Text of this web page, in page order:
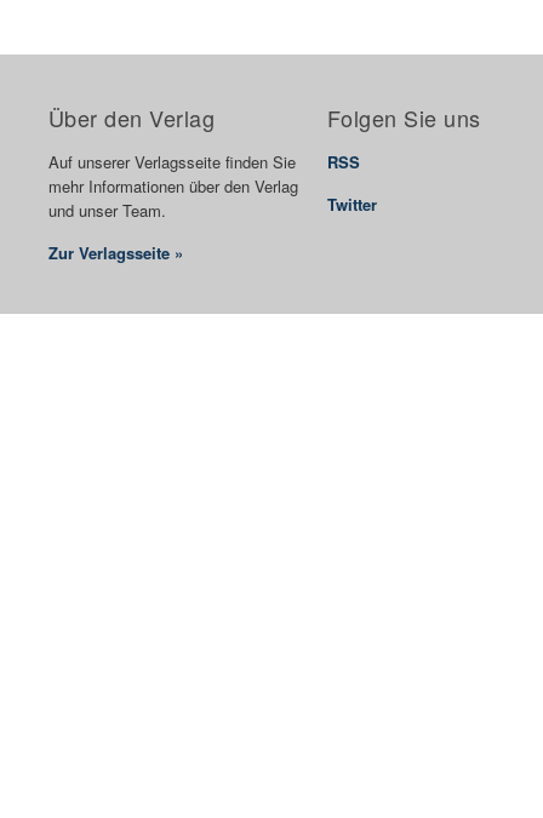
Über den Verlag
Auf unserer Verlagsseite finden Sie
mehr Informationen über den Verlag
und unser Team.
Zur Verlagsseite »
Folgen Sie uns
RSS
Twitter